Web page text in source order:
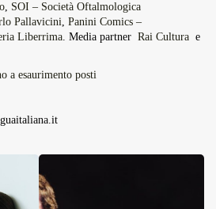
, SOI – Società Oftalmologica
Pallavicini, Panini Comics –
Liberrima. Media partner Rai Cultura e
a esaurimento posti